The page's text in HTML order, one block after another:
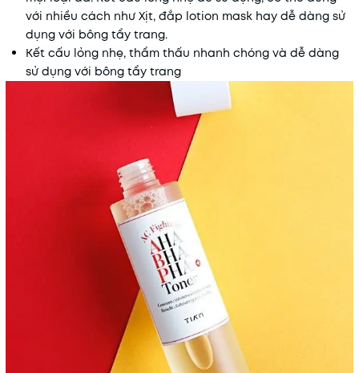
với nhiều cách như Xịt, đắp lotion mask hay dễ dàng sử
dụng với bông tẩy trang.
Kết cấu lỏng nhẹ, thẩm thấu nhanh chóng và dễ dàng
sử dụng với bông tẩy trang